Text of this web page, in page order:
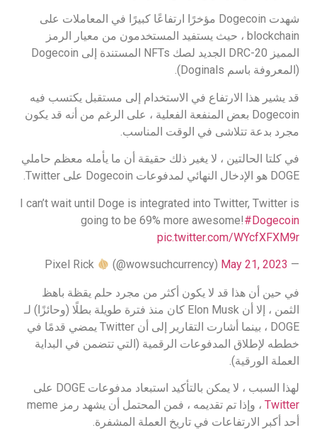
شهدت Dogecoin مؤخرًا ارتفاعًا كبيرًا في المعاملات على
blockchain ، حيث يستفيد المستخدمون من معيار الرمز
المميز DRC-20 الجديد لصك NFTs المستندة إلى Dogecoin
(المعروفة باسم Doginals).
قد يشير هذا الارتفاع في الاستخدام إلى مستقبل يكتسب فيه
Dogecoin بعض المنفعة الفعلية ، على الرغم من أنه قد يكون
مجرد بدعة تتلاشى في الوقت المناسب.
في كلتا الحالتين ، لا يغير ذلك حقيقة أن ما يأمله معظم حاملي
DOGE هو الإدخال النهائي لمدفوعات Dogecoin على Twitter.
I can’t wait until Doge is integrated into Twitter, Twitter is
going to be 69% more awesome!#Dogecoin
pic.twitter.com/WYcfXFXM9r
— Pixel Rick
(@wowsuchcurrency) May 21, 2023
في حين أن هذا قد لا يكون أكثر من مجرد حلم يقظة باهظ
الثمن ، إلا أن Elon Musk كان منذ فترة طويلة بطلًا (وحائزًا) لـ
DOGE ، بينما أشارت التقارير إلى أن Twitter يمضي قدمًا في
خططه لإطلاق المدفوعات الرقمية (التي تتضمن في البداية
العملة الورقية).
لهذا السبب ، لا يمكن بالتأكيد استبعاد مدفوعات DOGE على
Twitter
، وإذا تم تقديمه ، فمن المحتمل أن يشهد رمز meme
أحد أكبر الارتفاعات في تاريخ العملة المشفرة.